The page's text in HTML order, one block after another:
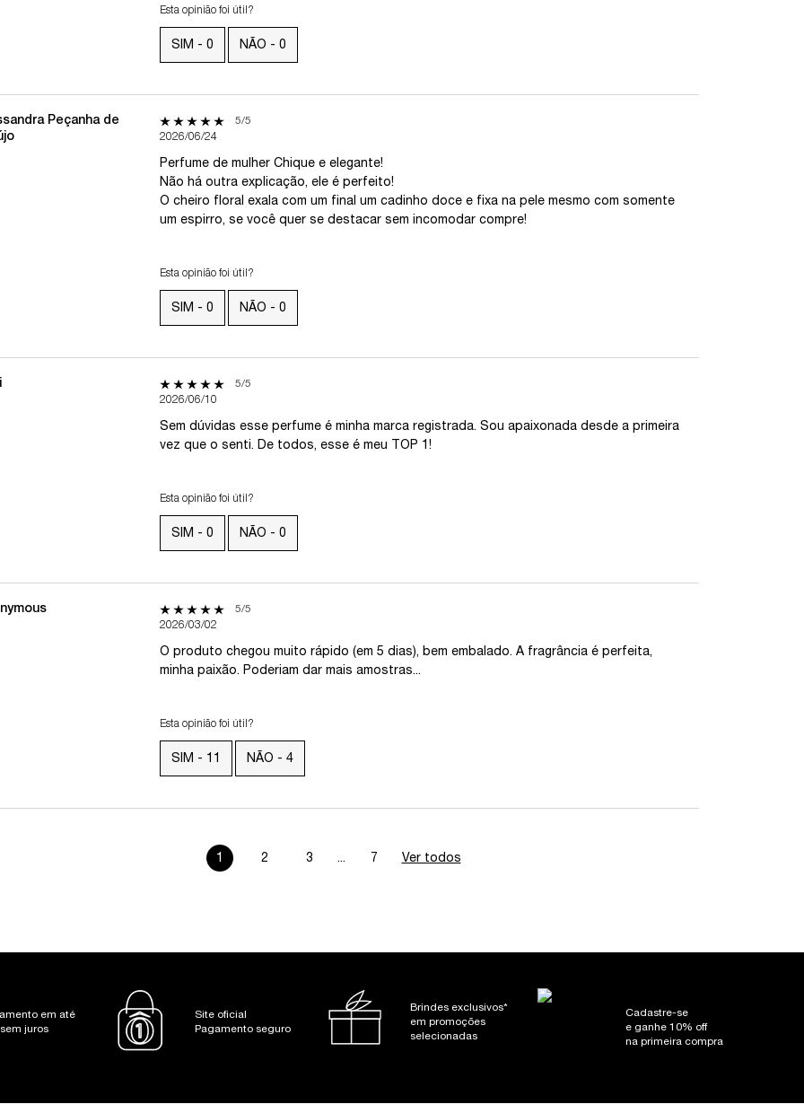
Esta opinião foi útil?
SIM - 0 NÃO - 0
Peçanha de
5 out of 5 stars. 5/5
2026/06/24
Perfume de mulher Chique e elegante!
Não há outra explicação, ele é perfeito!
O cheiro floral exala com um final um cadinho doce e fixa na pele mesmo com somente
um espirro, se você quer se destacar sem incomodar compre!
Esta opinião foi útil?
SIM - 0 NÃO - 0
5 out of 5 stars. 5/5
2026/06/10
Sem dúvidas esse perfume é minha marca registrada. Sou apaixonada desde a primeira
vez que o senti. De todos, esse é meu TOP 1!
Esta opinião foi útil?
SIM - 0 NÃO - 0
5 out of 5 stars. 5/5
2026/03/02
O produto chegou muito rápido (em 5 dias), bem embalado. A fragrância é perfeita,
minha paixão. Poderiam dar mais amostras...
Esta opinião foi útil?
SIM - 11 NÃO - 4
Page 1 of 7. Current page
1 2 3 ... 7 Ver todos
em até
juros
Site oficial
Pagamento seguro
Brindes exclusivos*
em promoções
selecionadas
Cadastre-se
e ganhe 10% off
na primeira compra